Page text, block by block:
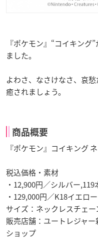
『ポケモン』“コイキング
ました。
よわさ、なさけなさ、哀愁
癒されましょう。
商品概要
『ポケモン』コイキング
税込価格・素材
・12,900円／シルバー,119
・129,000円／K18イエロ
サイズ：ネックレスチェー
販売店舗：ユートレジャ
ショップ